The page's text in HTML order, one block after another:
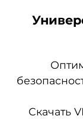
Скачать